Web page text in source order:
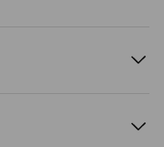
и визуально